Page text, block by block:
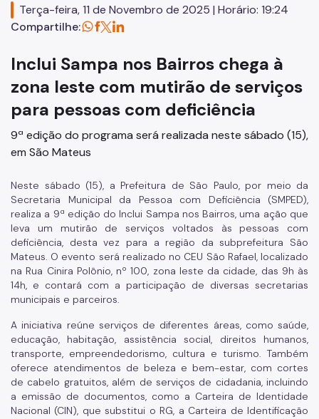
Comissão Permanente de Acessibilidade (CPA)
Conselho Municipal da Pessoa com Deficiência (CMPD)
Informações para a imprensa sobre a SMPED
Notícias da SMPED
Terça-feira, 11 de Novembro de 2025 | Horário: 19:24
Compartilhe:
Inclui Sampa nos Bairros chega à
zona leste com mutirão de serviços
para pessoas com deficiência
9ª edição do programa será realizada neste sábado (15),
em São Mateus
Neste sábado (15), a Prefeitura de São Paulo, por meio da
Secretaria Municipal da Pessoa com Deficiência (SMPED),
realiza a 9ª edição do Inclui Sampa nos Bairros, uma ação que
leva um mutirão de serviços voltados às pessoas com
deficiência, desta vez para a região da subprefeitura São
Mateus. O evento será realizado no CEU São Rafael, localizado
na Rua Cinira Polônio, nº 100, zona leste da cidade, das 9h às
14h, e contará com a participação de diversas secretarias
municipais e parceiros.
A iniciativa reúne serviços de diferentes áreas, como saúde,
educação, habitação, assistência social, direitos humanos,
transporte, empreendedorismo, cultura e turismo. Também
oferece atendimentos de beleza e bem-estar, com cortes
de cabelo gratuitos, além de serviços de cidadania, incluindo
a emissão de documentos, como a Carteira de Identidade
Nacional (CIN), que substitui o RG, a Carteira de Identificação